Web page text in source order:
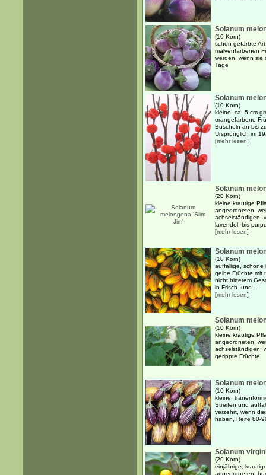
Solanum
(10 Korn)
schön gefärbte
malvenfarbenen
werden, wenn sie
Tage
Solanum
(10 Korn)
kleine, ca. 5 cm
orangefarbene
Büscheln an bis
Ursprünglich im
[mehr lesen]
Solanum
(20 Korn)
kleine krautige
angeordneten,
achselständigen,
lavendel- bis
[mehr lesen]
Solanum
(10 Korn)
auffällige, schöne
gelbe Früchte mit
nicht bitterem
in Frisch- und ...
[mehr lesen]
Solanum
(10 Korn)
kleine krautige
angeordneten,
achselständigen,
gerippte Früchte
Solanum
(10 Korn)
kleine,
Streifen und
verzehrt, wenn
haben, Reife 80-
Solanum
(20 Korn)
einjährige,
angeordneten,